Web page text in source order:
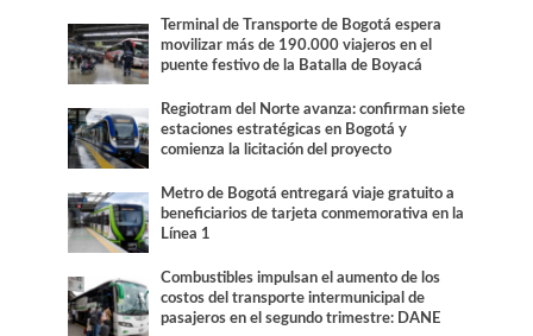
Terminal de Transporte de Bogotá espera
movilizar más de 190.000 viajeros en el
puente festivo de la Batalla de Boyacá
Regiotram del Norte avanza: confirman siete
estaciones estratégicas en Bogotá y
comienza la licitación del proyecto
Metro de Bogotá entregará viaje gratuito a
beneficiarios de tarjeta conmemorativa en la
Línea 1
Combustibles impulsan el aumento de los
costos del transporte intermunicipal de
pasajeros en el segundo trimestre: DANE